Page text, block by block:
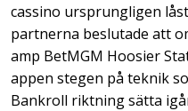
cassino ursprungligen
partnerna beslutade att
amp BetMGM Hoosier
appen stegen på teknik
Bankroll riktning sätta